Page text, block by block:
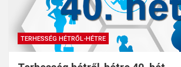
TERHESSÉG HÉTRŐL-HÉTRE